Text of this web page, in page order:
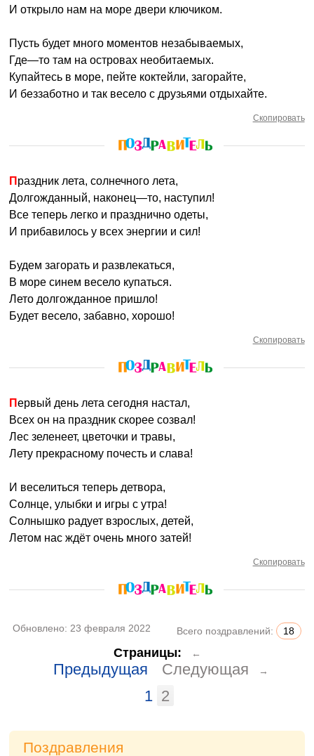
И открыло нам на море двери ключиком.
Пусть будет много моментов незабываемых,
Где—то там на островах необитаемых.
Купайтесь в море, пейте коктейли, загорайте,
И беззаботно и так весело с друзьями отдыхайте.
Скопировать
Праздник лета, солнечного лета,
Долгожданный, наконец—то, наступил!
Все теперь легко и празднично одеты,
И прибавилось у всех энергии и сил!
Будем загорать и развлекаться,
В море синем весело купаться.
Лето долгожданное пришло!
Будет весело, забавно, хорошо!
Скопировать
Первый день лета сегодня настал,
Всех он на праздник скорее созвал!
Лес зеленеет, цветочки и травы,
Лету прекрасному почесть и слава!
И веселиться теперь детвора,
Солнце, улыбки и игры с утра!
Солнышко радует взрослых, детей,
Летом нас ждёт очень много затей!
Скопировать
Обновлено: 23 февраля 2022 Всего поздравлений: 18
Страницы: ←
Предыдущая Следующая →
1 2
Поздравления